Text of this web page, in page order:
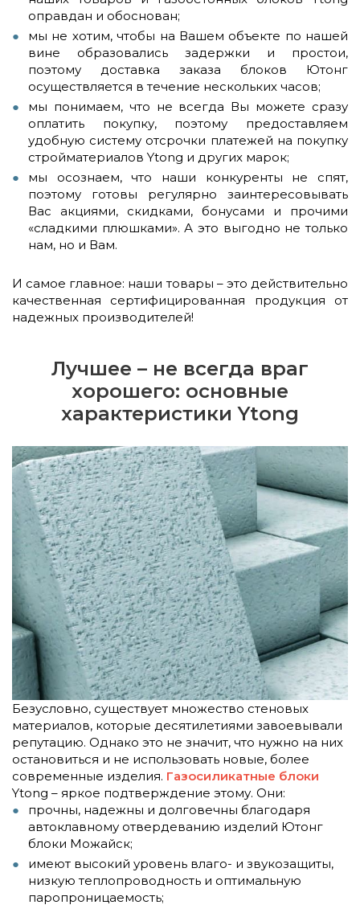
оправдан и обоснован;
мы не хотим, чтобы на Вашем объекте по нашей
вине образовались задержки и простои,
поэтому доставка заказа блоков Ютонг
осуществляется в течение нескольких часов;
мы понимаем, что не всегда Вы можете сразу
оплатить покупку, поэтому предоставляем
удобную систему отсрочки платежей на покупку
стройматериалов Ytong и других марок;
мы осознаем, что наши конкуренты не спят,
поэтому готовы регулярно заинтересовывать
Вас акциями, скидками, бонусами и прочими
«сладкими плюшками». А это выгодно не только
нам, но и Вам.
И самое главное: наши товары – это действительно
качественная сертифицированная продукция от
надежных производителей!
Лучшее – не всегда враг
хорошего: основные
характеристики Ytong
Безусловно, существует множество стеновых
материалов, которые десятилетиями завоевывали
репутацию. Однако это не значит, что нужно на них
остановиться и не использовать новые, более
современные изделия. Газосиликатные блоки
Ytong – яркое подтверждение этому. Они:
прочны, надежны и долговечны благодаря
автоклавному отвердеванию изделий Ютонг
блоки Можайск;
имеют высокий уровень влаго- и звукозащиты,
низкую теплопроводность и оптимальную
паропроницаемость;